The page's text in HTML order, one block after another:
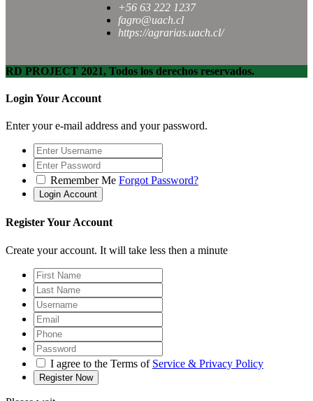
+56 63 222 1237
fagro@uach.cl
https://agrarias.uach.cl/
RD PROJECT 2021, Todos los derechos reservados.
Login Your Account
Enter your e-mail address and your password.
Remember Me Forgot Password?
Register Your Account
Create your account. It will take less then a minute
I agree to the Terms of Service & Privacy Policy